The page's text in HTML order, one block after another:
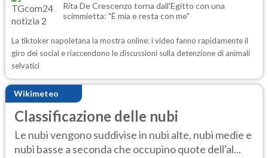
Rita De Crescenzo torna dall'Egitto con una
scimmietta: "È mia e resta con me"
La tiktoker napoletana la mostra online: i video fanno rapidamente il
giro dei social e riaccendono le discussioni sulla detenzione di animali
selvatici
Wikimeteo
Classificazione delle nubi
Le nubi vengono suddivise in nubi alte, nubi medie e
nubi basse a seconda che occupino quote dell'al...